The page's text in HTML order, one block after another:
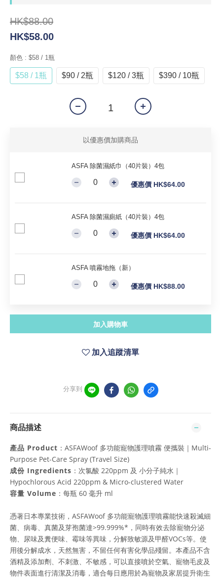
HK$88.00
HK$58.00
顏色 : $58 / 1瓶
$58 / 1瓶 $90 / 2瓶 $120 / 3瓶 $390 / 10瓶
以優惠價加購商品
ASFA 除菌濕紙巾（40片裝）4包
優惠價 HK$64.00
ASFA 除菌濕廁紙（40片裝）4包
優惠價 HK$64.00
ASFA 噴霧地拖（新）
優惠價 HK$88.00
加入購物車
加入追蹤清單
分享到
商品描述
產品 Product ：ASFAWoof 多功能寵物護理噴霧 便攜裝｜Multi-
Purpose Pet-Care Spray (Travel Size)
成份 Ingredients ：次氯酸 220ppm 及 小分子純水｜
Hypochlorous Acid 220ppm & Micro-clustered Water
容量 Volume ：每瓶 60 毫升 ml
憑著日本專業技術，ASFAWoof 多功能寵物護理噴霧能快速殺滅細
菌、病毒、真菌及芽孢菌達>99.999%*，同時有效去除寵物分泌
物、尿味及糞便味、霉味等異味，分解致敏源及甲醛VOCs等。使
用後分解成水，天然無害，不留任何有害化學品殘留。本產品不含
酒精及添加劑、不刺激、不敏感，可以直接噴於空氣、寵物毛皮及
物件表面進行清潔及消毒，適合每日應用於為寵物及家居提升衛生